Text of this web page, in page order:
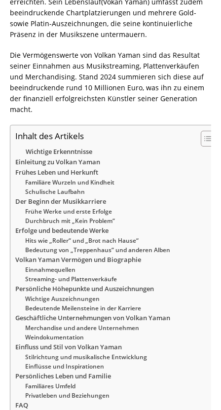
beeindruckende Chartplatzierungen und mehrere Gold-
sowie Platin-Auszeichnungen, die seine kontinuierliche
Präsenz in der Musikszene untermauern.
Die Vermögenswerte von Volkan Yaman sind das Resultat
seiner Einnahmen aus Musikstreaming, Plattenverkäufen
und Merchandising. Stand 2024 summieren sich diese auf
beeindruckende rund 10 Millionen Euro, was ihn zu einem
der finanziell erfolgreichsten Künstler seiner Generation
macht.
Inhalt des Artikels
Wichtige Erkenntnisse
Einleitung zu Volkan Yaman
Frühes Leben und Herkunft
Familiäre Wurzeln und Kindheit
Schulische Laufbahn
Der Beginn der Musikkarriere
Frühe Werke und erste Erfolge
Durchbruch mit „Kein Problem“
Erfolge und bedeutende Werke
Hits wie „Roller“ und „Brot nach Hause“
Bedeutung von „Treppenhaus“ und anderen Alben
Volkan Yaman Vermögen und Biographie
Einnahmequellen
Streaming- und Plattenverkäufe
Persönliche Höhepunkte und Auszeichnungen
Wichtige Auszeichnungen
Bedeutende Meilensteine in der Karriere
Geschäftliche Unternehmungen von Volkan Yaman
Merchandise und andere Unternehmen
Weindokumentation
Einfluss und Stil von Volkan Yaman
Stilrichtung und musikalische Entwicklung
Einflüsse und Inspirationen
Persönliches Leben und Familie
Familiäres Umfeld
Privatleben und Beziehungen
FAQ